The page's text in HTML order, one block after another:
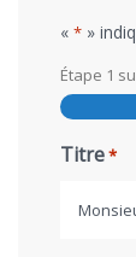
« * »
Étape 1
Titre*